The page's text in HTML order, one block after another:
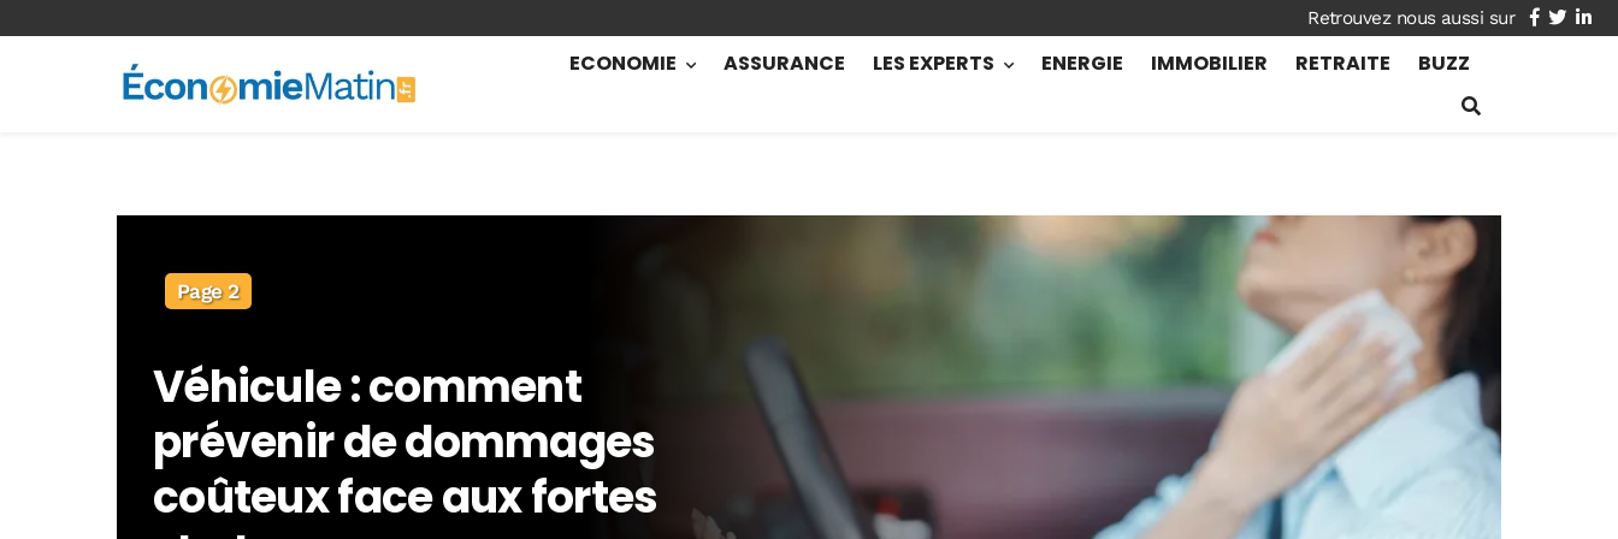
facebook
twitter
ECONOMIE ASSURANCE LES EXPERTS ENERGIE IMMOBILIER RETRAITE BUZZ
Page 2
Véhicule : comment
prévenir de dommages
coûteux face aux fortes